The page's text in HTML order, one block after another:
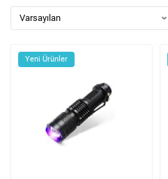
Yeni Ürünler